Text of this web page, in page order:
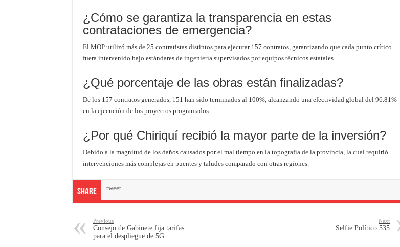
¿Cómo se garantiza la transparencia en estas
contrataciones de emergencia?
El MOP utilizó más de 25 contratistas distintos para ejecutar 157 contratos, garantizando que cada punto crítico
fuera intervenido bajo estándares de ingeniería supervisados por equipos técnicos estatales.
¿Qué porcentaje de las obras están finalizadas?
De los 157 contratos generados, 151 han sido terminados al 100%, alcanzando una efectividad global del 96.81%
en la ejecución de los proyectos programados.
¿Por qué Chiriquí recibió la mayor parte de la inversión?
Debido a la magnitud de los daños causados por el mal tiempo en la topografía de la provincia, la cual requirió
intervenciones más complejas en puentes y taludes comparado con otras regiones.
Share tweet
Previous
Consejo de Gabinete fija tarifas
para el despliegue de 5G
Next
Selfie Político 535